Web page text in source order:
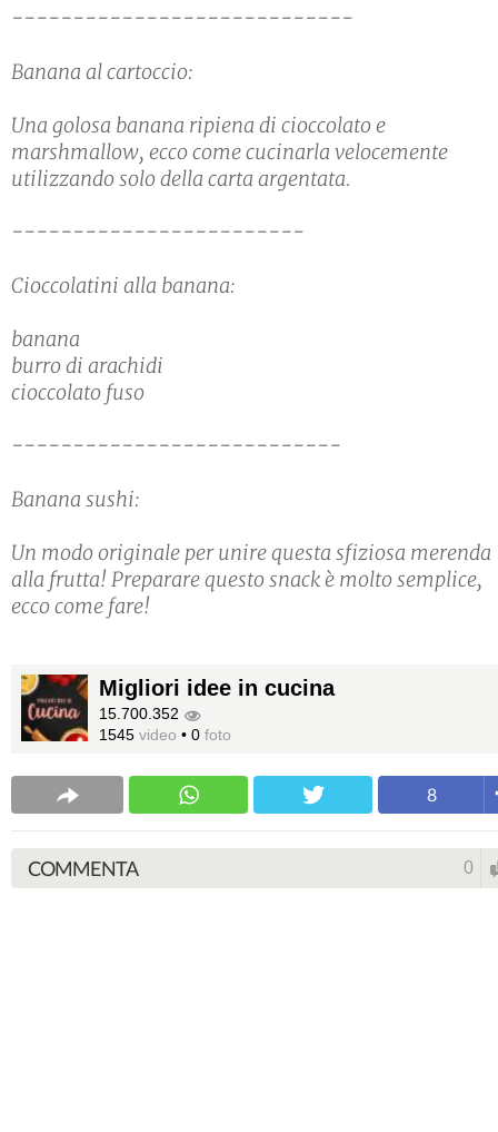
----------------------------
Banana al cartoccio:
Una golosa banana ripiena di cioccolato e
marshmallow, ecco come cucinarla velocemente
utilizzando solo della carta argentata.
------------------------
Cioccolatini alla banana:
banana
burro di arachidi
cioccolato fuso
---------------------------
Banana sushi:
Un modo originale per unire questa sfiziosa merenda
alla frutta! Preparare questo snack è molto semplice,
ecco come fare!
Migliori idee in cucina
15.700.352
1545 video • 0 foto
8
COMMENTA 0